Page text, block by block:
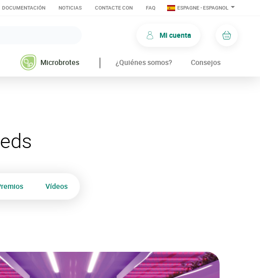
DOCUMENTACIÓN NOTICIAS CONTACTE CON FAQ ESPAGNE - ESPAGNOL
Mi cuenta Carro
Microbrotes ¿Quiénes somos? Consejos
Vídeos